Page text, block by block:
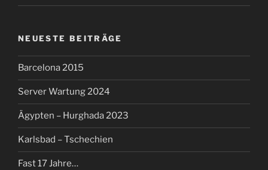
NEUESTE BEITRÄGE
Barcelona 2015
Server Wartung 2024
Ägypten – Hurghada 2023
Karlsbad – Tschechien
Fast 17 Jahre…